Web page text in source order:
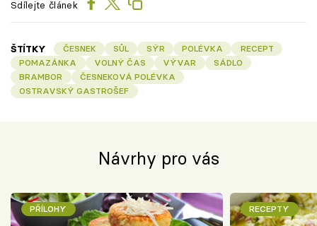
Sdílejte článek
ŠTÍTKY ČESNEK SŮL SÝR POLÉVKA
RECEPT
POMAZÁNKA
VOLNÝ ČAS VÝVAR
SÁDLO
BRAMBOR
ČESNEKOVÁ POLÉVKA
OSTRAVSKÝ GASTROŠEF
Návrhy pro vás
PŘÍLOHY RECEPTY